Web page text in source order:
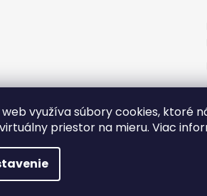
využíva súbory cookies, ktoré
priestor na mieru. Viac
Sledovať na Instagrame
vyhradené.